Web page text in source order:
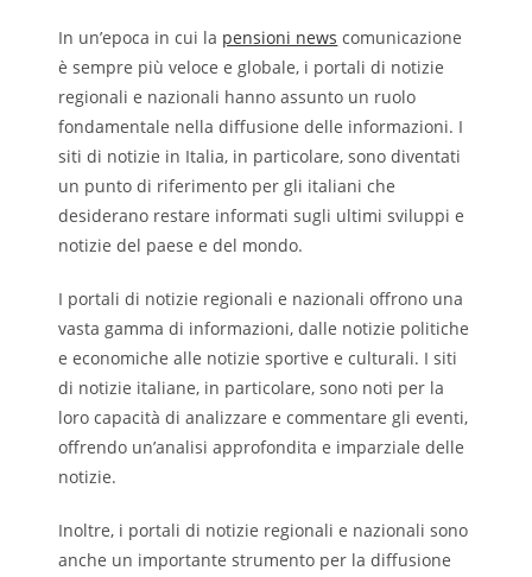
In un’epoca in cui la pensioni news comunicazione
è sempre più veloce e globale, i portali di notizie
regionali e nazionali hanno assunto un ruolo
fondamentale nella diffusione delle informazioni. I
siti di notizie in Italia, in particolare, sono diventati
un punto di riferimento per gli italiani che
desiderano restare informati sugli ultimi sviluppi e
notizie del paese e del mondo.
I portali di notizie regionali e nazionali offrono una
vasta gamma di informazioni, dalle notizie politiche
e economiche alle notizie sportive e culturali. I siti
di notizie italiane, in particolare, sono noti per la
loro capacità di analizzare e commentare gli eventi,
offrendo un’analisi approfondita e imparziale delle
notizie.
Inoltre, i portali di notizie regionali e nazionali sono
anche un importante strumento per la diffusione